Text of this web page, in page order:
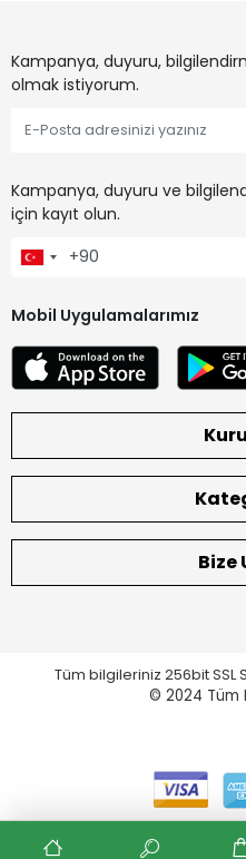
Kampanya, duyuru,
olmak istiyorum.
Kampanya, duyuru ve
için kayıt olun.
Mobil Uygulamalarımız
Bize
Tüm bilgileriniz 256bit SSL
© 2024 Tüm